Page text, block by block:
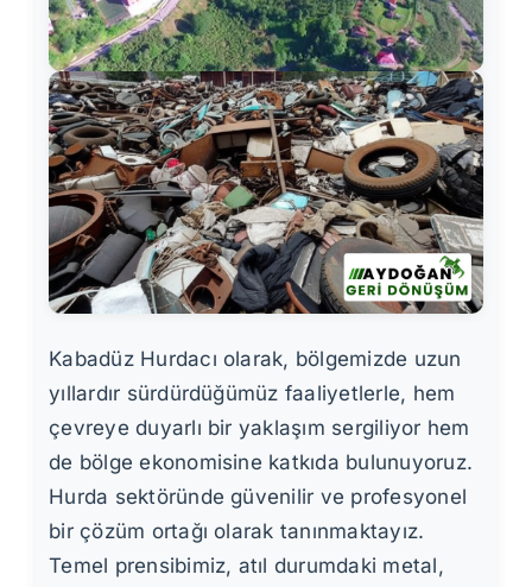
Kabadüz Hurdacı olarak, bölgemizde uzun
yıllardır sürdürdüğümüz faaliyetlerle, hem
çevreye duyarlı bir yaklaşım sergiliyor hem
de bölge ekonomisine katkıda bulunuyoruz.
Hurda sektöründe güvenilir ve profesyonel
bir çözüm ortağı olarak tanınmaktayız.
Temel prensibimiz, atıl durumdaki metal,